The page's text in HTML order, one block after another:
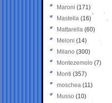
Maroni (171)
Mastella (16)
Mattarella (60)
Meloni (14)
Milano (300)
Montezemolo (7)
Monti (357)
moschea (11)
Musso (10)